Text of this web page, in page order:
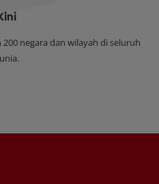
negara dan wilayah di seluruh